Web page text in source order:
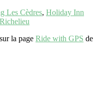
Les Cèdres, Holiday Inn
la page Ride with GPS de